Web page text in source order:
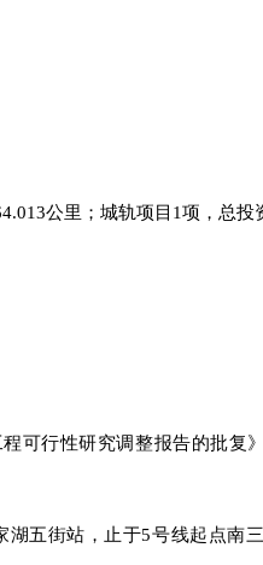
公里；城轨项目1项，总投
可行性研究调整报告的批复》
五街站，止于5号线起点南